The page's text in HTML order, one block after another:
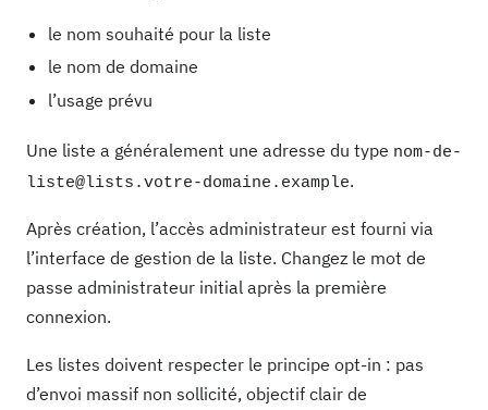
le nom souhaité pour la liste
le nom de domaine
l’usage prévu
Une liste a généralement une adresse du type nom-de-
liste@lists.votre-domaine.example.
Après création, l’accès administrateur est fourni via
l’interface de gestion de la liste. Changez le mot de
passe administrateur initial après la première
connexion.
Les listes doivent respecter le principe opt-in : pas
d’envoi massif non sollicité, objectif clair de